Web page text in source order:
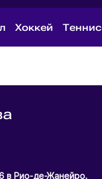
Хоккей Теннис
в Рио-де-Жанейро.